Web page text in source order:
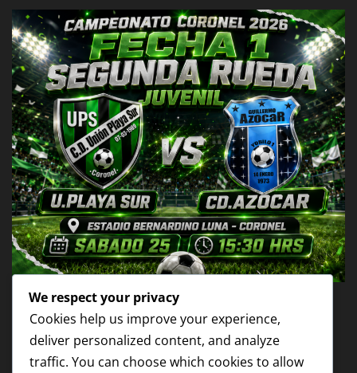
NOTICIAS
1RA FECHA 2DA RUEDA JUVENIL
We respect your privacy
Cookies help us improve your experience,
deliver personalized content, and analyze
traffic. You can choose which cookies to allow